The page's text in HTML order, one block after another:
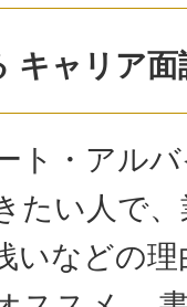
キャリア面
ト・アル
たい人で
いなどの